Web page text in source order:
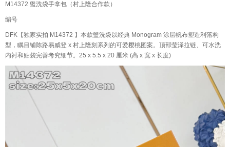
M14372 盥洗袋手拿包（村上隆合作款）
编号
DFK【独家实拍 M14372 】本款盥洗袋以经典 Monogram 涂层帆布塑造利落构
型，瞩目铺陈路易威登 x 村上隆刻系列的可爱樱桃图案。顶部莹泽拉链、可水洗
内衬和贴袋完善考究细节。25 x 5.5 x 20 厘米 (高 x 宽 x 长度)